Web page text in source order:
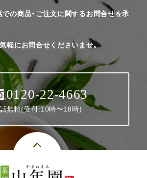
の商品・ご注文に関するお問合せを承
軽にお問合せくださいませ。
0120-22-4663
無料(受付:10時〜18時)